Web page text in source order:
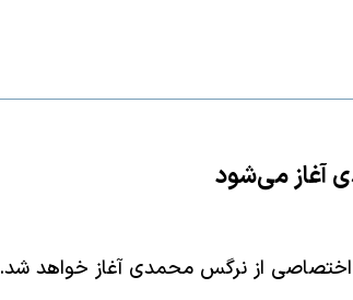
آغاز می‌شود
اختصاصی از نرگس محمدی آغاز خواهد شد.